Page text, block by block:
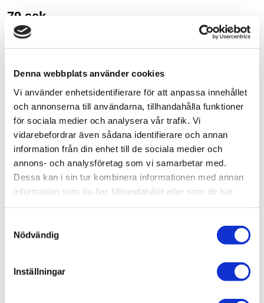
Denna webbplats använder cookies
Vi använder enhetsidentifierare för att anpassa innehållet
och annonserna till användarna, tillhandahålla funktioner
för sociala medier och analysera vår trafik. Vi
vidarebefordrar även sådana identifierare och annan
information från din enhet till de sociala medier och
annons- och analysföretag som vi samarbetar med.
Dessa kan i sin tur kombinera informationen med annan
information som du har tillhandahållit eller som de har
Nödvändig
Inställningar
79 sek
+
-
Lägg till i favoriter
Leveranstid
skickas från oss inom 0-1 vardagar
Allmänt
Sandpaper that can be used when modifying and
finishing Tamiya products. For use on metal, plastic or